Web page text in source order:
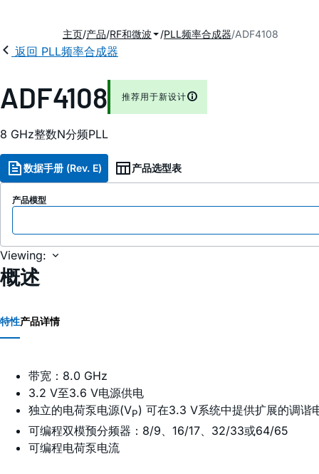
主页 产品 RF和微波 PLL频率合成器 ADF4108
返回 PLL频率合成器
ADF4108 推荐用于新设计
8 GHz整数N分频PLL
数据手册 (Rev. E) 产品选型表
产品模型
Viewing:
概述
特性产品详情
带宽：8.0 GHz
3.2 V至3.6 V电源供电
独立的电荷泵电源(VP) 可在3.3 V系统中提供扩展的调谐
可编程双模预分频器：8/9、16/17、32/33或64/65
可编程电荷泵电流